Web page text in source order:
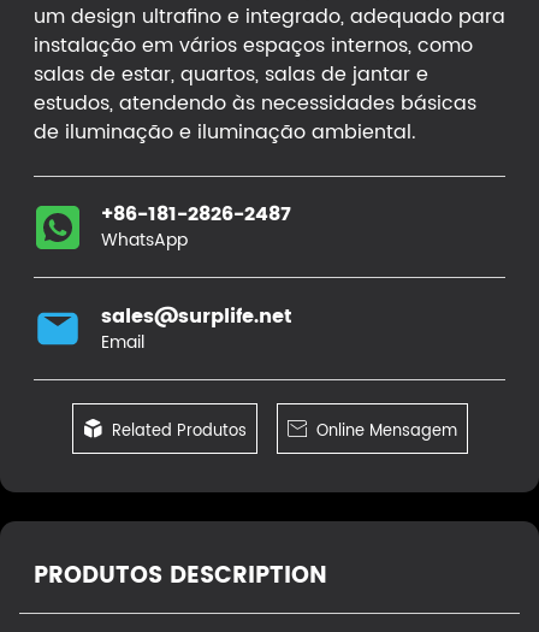
um design ultrafino e integrado, adequado para
instalação em vários espaços internos, como
salas de estar, quartos, salas de jantar e
estudos, atendendo às necessidades básicas
de iluminação e iluminação ambiental.
+86-181-2826-2487
WhatsApp
sales@surplife.net
Email
 Related Produtos  Online Mensagem
PRODUTOS DESCRIPTION